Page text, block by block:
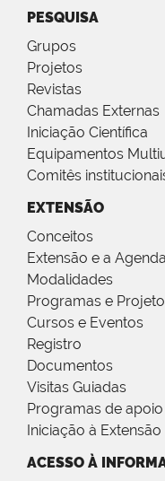
PESQUISA
Grupos
Projetos
Revistas
Chamadas Externas
Iniciação Científica
Equipamentos
Comitês
EXTENSÃO
Conceitos
Extensão e a
Modalidades
Programas e
Cursos e Eventos
Registro
Documentos
Visitas Guiadas
Programas de
Iniciação à Extensão
ACESSO À